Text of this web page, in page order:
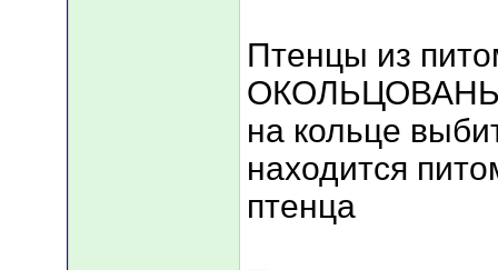
Птенцы из
ОКОЛЬЦОВАНЫ
на кольце
находится
птенца